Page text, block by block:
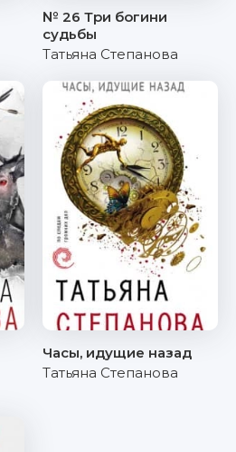
№ 26 Три богини
судьбы
Татьяна Степанова
Часы, идущие назад
Татьяна Степанова